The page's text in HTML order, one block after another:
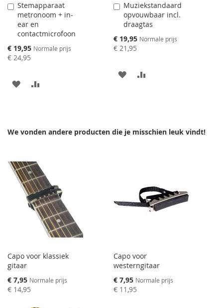
Stemapparaat
metronoom + in-
ear en
contactmicrofoon
Speciale
prijs
€ 19,95 Normale prijs
€ 24,95
Aan
winkelwagen
toevoegen
AAN
TE
Muziekstandaard
opvouwbaar incl.
draagtas
Speciale
prijs
€ 19,95 Normale prijs
€ 21,95
Aan
winkelwagen
toevoegen
AAN
We vonden andere producten die je misschien leuk vindt!
Capo voor klassiek
gitaar
Speciale
prijs
€ 7,95 Normale prijs
€ 14,95
Capo voor
westerngitaar
Speciale
prijs
€ 7,95 Normale prijs
€ 11,95